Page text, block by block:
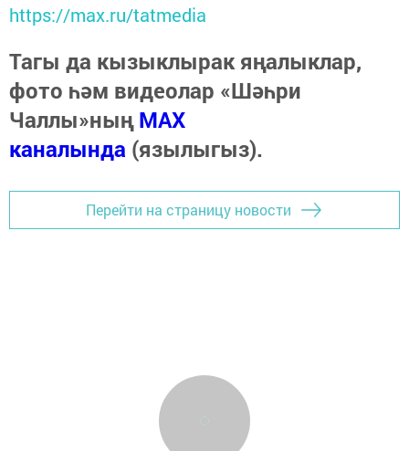
https://max.ru/tatmedia
Тагы да кызыклырак яңалыклар,
фото һәм видеолар «Шәһри
Чаллы»ныңMAX
каналында (язылыгыз).
Перейти на страницу новости